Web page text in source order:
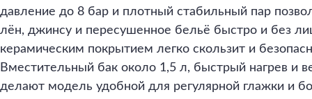
давление до 8 бар и плотный стабильный пар
лён, джинсу и пересушенное бельё быстро и без
керамическим покрытием легко скользит и
Вместительный бак около 1,5 л, быстрый нагрев и
делают модель удобной для регулярной глажки и